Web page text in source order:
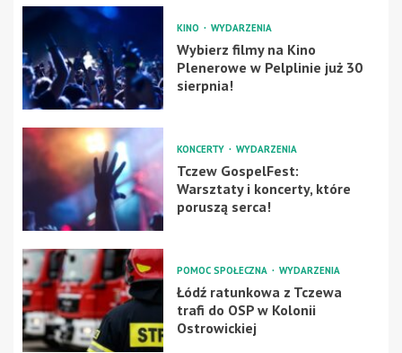
KINO WYDARZENIA
Wybierz filmy na Kino
Plenerowe w Pelplinie już 30
sierpnia!
KONCERTY WYDARZENIA
Tczew GospelFest:
Warsztaty i koncerty, które
poruszą serca!
POMOC SPOŁECZNA WYDARZENIA
Łódź ratunkowa z Tczewa
trafi do OSP w Kolonii
Ostrowickiej